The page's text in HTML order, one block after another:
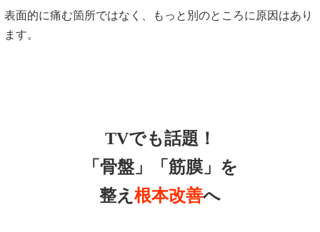
表面的に痛む箇所ではなく、もっと別のところに原因はあり
ます。
TVでも話題！
「骨盤」「筋膜」を
整え 根本改善へ